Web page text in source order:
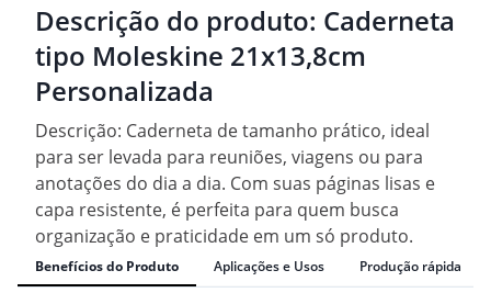
Descrição do produto: Caderneta
tipo Moleskine 21x13,8cm
Personalizada
Descrição: Caderneta de tamanho prático, ideal
para ser levada para reuniões, viagens ou para
anotações do dia a dia. Com suas páginas lisas e
capa resistente, é perfeita para quem busca
organização e praticidade em um só produto.
Benefícios do Produto Aplicações e Usos Produção rápida